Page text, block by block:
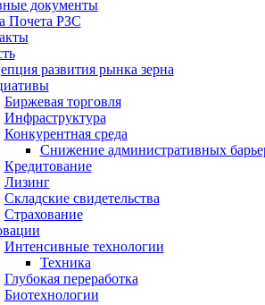
документы
Почета РЗС
развития рынка зерна
Биржевая торговля
Инфраструктура
Конкурентная среда
Снижение административных
Кредитование
Лизинг
Складские свидетельства
Страхование
Интенсивные технологии
Техника
Глубокая переработка
Биотехнологии